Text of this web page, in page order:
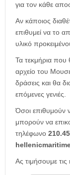
για τον κάθε
Αν κάποιος
επιθυμεί να το
υλικό
Τα τεκμήρια
αρχείο του
δράσεις και θα
επόμενες γενιές.
Όσοι επιθυμούν
μπορούν να
τηλέφωνο
Ας τιμήσουμε